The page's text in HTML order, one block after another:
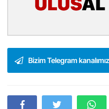
Bizim Telegram